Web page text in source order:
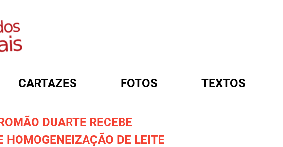
CARTAZES FOTOS TEXTOS
DUARTE RECEBE
HOMOGENEIZAÇÃO DE LEITE
DE BUSCA